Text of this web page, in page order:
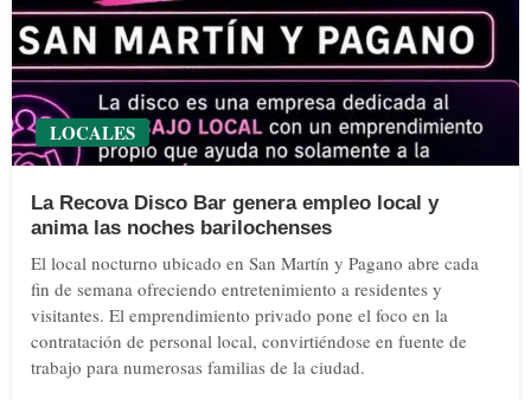
LOCALES
La Recova Disco Bar genera empleo local y
anima las noches barilochenses
El local nocturno ubicado en San Martín y Pagano abre cada
fin de semana ofreciendo entretenimiento a residentes y
visitantes. El emprendimiento privado pone el foco en la
contratación de personal local, convirtiéndose en fuente de
trabajo para numerosas familias de la ciudad.